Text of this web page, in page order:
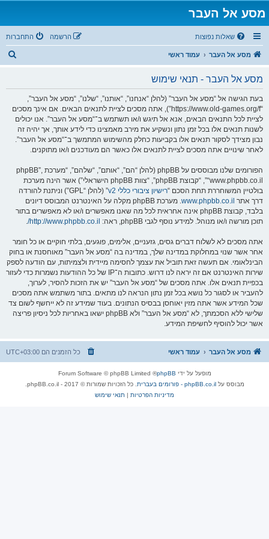
מסע אל העבר
שאלות נפוצות התחברות הרשמה
מסע אל העבר עמוד ראשי
מסע אל העבר - תנאי שימוש
בעת הגישה אל “מסע אל העבר” (להלן “אנחנו”, “אותנו”, “שלנו”, “מסע אל העבר”,
“https://www.old-games.org/f”), אתה מסכים לציית לתנאים הבאים. אם אינך מסכים
לציית לכל התנאים הבאים, אנא אל תיגש ו/או תשתמש ב־“מסע אל העבר”. אנו יכולים
לשנות תנאים אלו בכל זמן נתון ונשקיע את מירב מאמצינו כדי לידע אותך, אך יהיה זה
נבון מצידך לסקור תנאים אלו בקביעות כחלק מהשימוש המתמשך ב־“מסע אל העבר”.
לאחר שינויים אתה מסכים לציית לתנאים אלו כאשר הם מעודכנים ו/או מתוקנים.
הפורומים שלנו מבוססים על phpBB (להלן “הם”, “אותם”, “שלהם”, “מערכת phpBB”,
“www.phpbb.co.il”, “קבוצת phpBB”, “צוות phpBB הישראלי”) אשר הינה מערכת
בולטיין המשוחררת תחת הסכם “רישיון ציבורי כללי v2
” (להלן “GPL”) וניתנת להורדה
דרך אתר www.phpbb.co.il
. מערכת phpBB מקלה על האינטרנט המבוסס דיונים
בלבד, קבוצת phpBB אינה אחראית לכל מה שאנו מאפשרים ו/או לא מאפשרים בתור
תוכן מורשה ו/או מנוהל. למידע נוסף לגבי phpBB, ראה:
http://www.phpbb.co.il/
.
אתה מסכים לא לשלוח דברים גסים, גזעניים, אלימים, פוגעים, בלתי חוקיים או כל חומר
אחר אשר שנוי במחלוקת במדינה שלך, במדינה בה “מסע אל העבר” מאוחסנת או בחוק
הבינלאומי. אם תעשה זאת תוביל את עצמך לחסימה מיידית ולצמיתות, עם הודעה לספק
שירות האינטרנט אם זה יראה לנו דרוש. כתובות ה־IP של כל ההודעות נשמרות כדי לעזור
בכפיית תנאים אלו. אתה מסכים של “מסע אל העבר” יש את הזכות להסיר, לערוך,
להעביר או לסגור כל נושא בכל זמן נתון הנראה לנו מתאים. בתור משתמש אתה מסכים
שכל המידע אשר אתה מזין יאוחסן בבסיס הנתונים. בעוד שמידע זה לא ייחשף לשום צד
שלישי ללא הסכמתך, לא “מסע אל העבר” ולא phpBB ישאו באחריות לכל ניסיון פריצה
אשר יכול להוסיף לחשיפת המידע.
מסע אל העבר עמוד ראשי כל הזמנים הם UTC+03:00
מופעל על ידי phpBB
® Forum Software © phpBB Limited
מבוסס עלphpBB.co.il - פורומים בעברית
. כל הזכויות שמורות © 2017 - phpBB.co.il.
מדיניות הפרטיות | תנאי שימוש